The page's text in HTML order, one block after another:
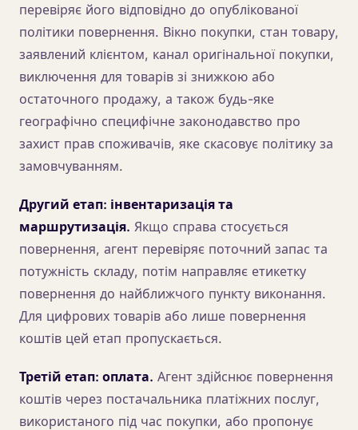
перевіряє його відповідно до опублікованої
політики повернення. Вікно покупки, стан товару,
заявлений клієнтом, канал оригінальної покупки,
виключення для товарів зі знижкою або
остаточного продажу, а також будь-яке
географічно специфічне законодавство про
захист прав споживачів, яке скасовує політику за
замовчуванням.
Другий етап: інвентаризація та
маршрутизація. Якщо справа стосується
повернення, агент перевіряє поточний запас та
потужність складу, потім направляє етикетку
повернення до найближчого пункту виконання.
Для цифрових товарів або лише повернення
коштів цей етап пропускається.
Третій етап: оплата. Агент здійснює повернення
коштів через постачальника платіжних послуг,
використаного під час покупки, або пропонує